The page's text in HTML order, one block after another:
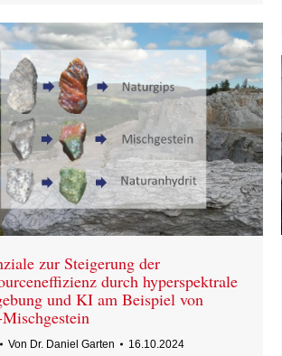
zur Steigerung der
durch hyperspektrale
und KI am Beispiel von
Von Dr. Daniel Garten 16.10.2024